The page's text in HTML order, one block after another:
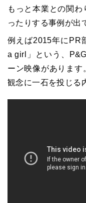
もっと本業との関
ったりする事例が出
例えば2015年にPR
a girl」という、
ーン映像があります
観念に一石を投じる